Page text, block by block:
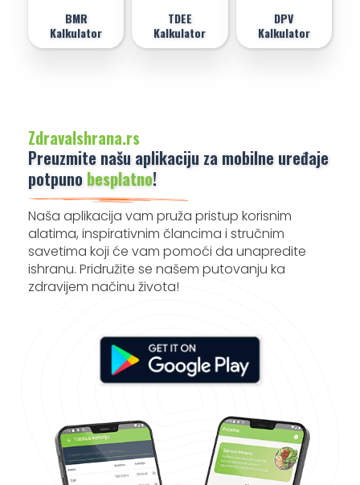
BMR
Kalkulator
TDEE
Kalkulator
DPV
Kalkulator
ZdravaIshrana.rs
Preuzmite našu aplikaciju za mobilne uređaje
potpuno besplatno!
Naša aplikacija vam pruža pristup korisnim
alatima, inspirativnim člancima i stručnim
savetima koji će vam pomoći da unapredite
ishranu. Pridružite se našem putovanju ka
zdravijem načinu života!